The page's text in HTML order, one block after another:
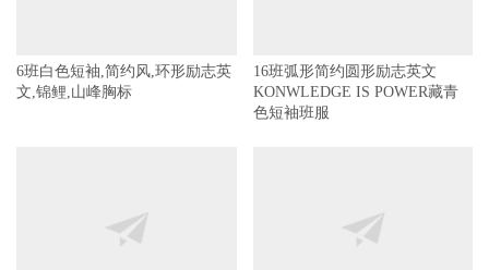
6班白色短袖,简约风,环形励志英
文,锦鲤,山峰胸标
16班弧形简约圆形励志英文
KONWLEDGE IS POWER藏青
色短袖班服